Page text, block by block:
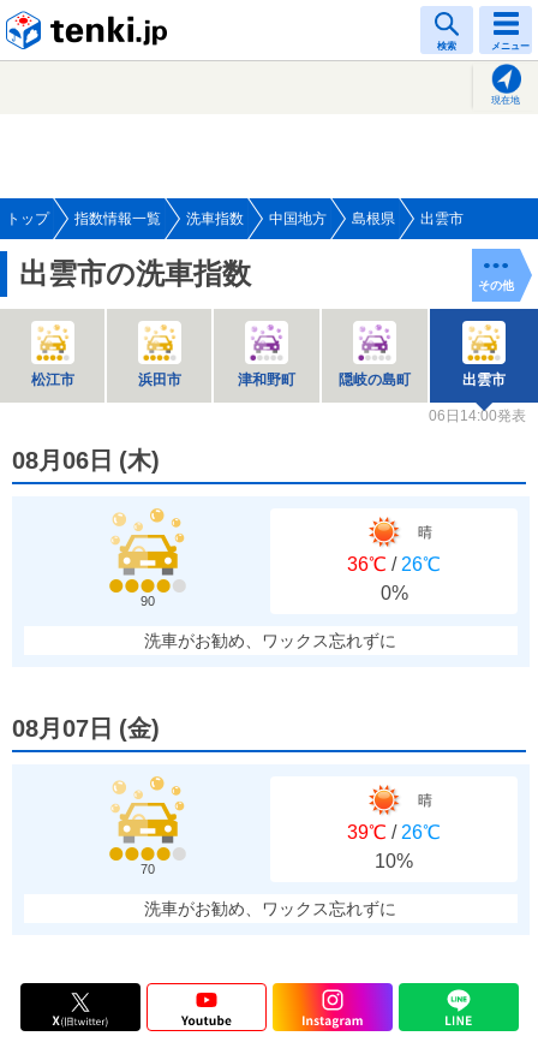
検索 メニュー
現在地
トップ 指数情報一覧 洗車指数 中国地方 島根県 出雲市
出雲市の洗車指数
松江市 浜田市 津和野町 隠岐の島町 出雲市
その他
06日14:00発表
08月06日 (木)
90
晴
36℃ / 26℃
0%
洗車がお勧め、ワックス忘れずに
08月07日 (金)
70
晴
39℃ / 26℃
10%
洗車がお勧め、ワックス忘れずに